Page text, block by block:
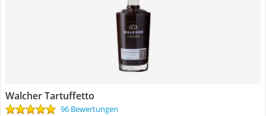
Walcher Tartuffetto
96 Bewertungen